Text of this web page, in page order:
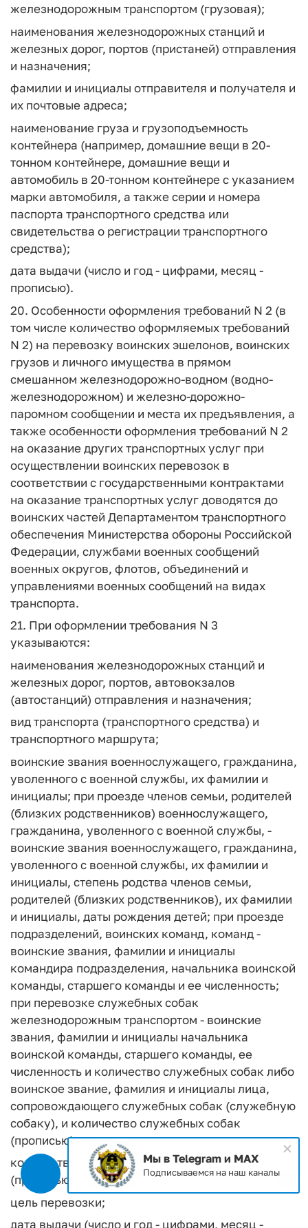
железнодорожным транспортом (грузовая);
наименования железнодорожных станций и
железных дорог, портов (пристаней) отправления
и назначения;
фамилии и инициалы отправителя и получателя и
их почтовые адреса;
наименование груза и грузоподъемность
контейнера (например, домашние вещи в 20-
тонном контейнере, домашние вещи и
автомобиль в 20-тонном контейнере с указанием
марки автомобиля, а также серии и номера
паспорта транспортного средства или
свидетельства о регистрации транспортного
средства);
дата выдачи (число и год - цифрами, месяц -
прописью).
20. Особенности оформления требований N 2 (в
том числе количество оформляемых требований
N 2) на перевозку воинских эшелонов, воинских
грузов и личного имущества в прямом
смешанном железнодорожно-водном (водно-
железнодорожном) и железно-дорожно-
паромном сообщении и места их предъявления, а
также особенности оформления требований N 2
на оказание других транспортных услуг при
осуществлении воинских перевозок в
соответствии с государственными контрактами
на оказание транспортных услуг доводятся до
воинских частей Департаментом транспортного
обеспечения Министерства обороны Российской
Федерации, службами военных сообщений
военных округов, флотов, объединений и
управлениями военных сообщений на видах
транспорта.
21. При оформлении требования N 3
указываются:
наименования железнодорожных станций и
железных дорог, портов, автовокзалов
(автостанций) отправления и назначения;
вид транспорта (транспортного средства) и
транспортного маршрута;
воинские звания военнослужащего, гражданина,
уволенного с военной службы, их фамилии и
инициалы; при проезде членов семьи, родителей
(близких родственников) военнослужащего,
гражданина, уволенного с военной службы, -
воинские звания военнослужащего, гражданина,
уволенного с военной службы, их фамилии и
инициалы, степень родства членов семьи,
родителей (близких родственников), их фамилии
и инициалы, даты рождения детей; при проезде
подразделений, воинских команд, команд -
воинские звания, фамилии и инициалы
командира подразделения, начальника воинской
команды, старшего команды и ее численность;
при перевозке служебных собак
железнодорожным транспортом - воинские
звания, фамилии и инициалы начальника
воинской команды, старшего команды, ее
численность и количество служебных собак либо
воинское звание, фамилия и инициалы лица,
сопровождающего служебных собак (служебную
собаку), и количество служебных собак
(прописью);
количество взрослых пассажиров и детей
(прописью);
цель перевозки;
дата выдачи (число и год - цифрами, месяц -
Мы в Telegram и MAX
Подписываемся на наш каналы